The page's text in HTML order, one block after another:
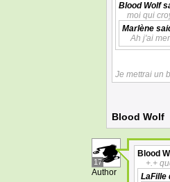
Blood Wolf
moi qui
Marlène
Ah j'ai
Je mettrai un
Blood Wolf
17
Author
Blood
+.+
LaFille